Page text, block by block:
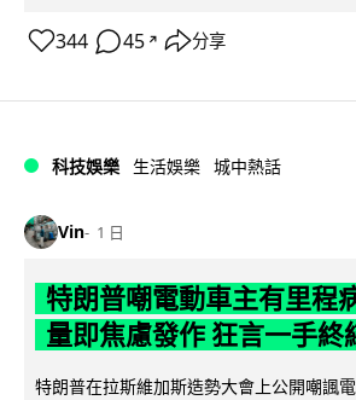
344 45 ↗ 分享
科技娛樂 生活娛樂 城中熱話
Vin 1 日
特朗普嘲電動車主有里程
量即焦慮發作 狂言一手終
特朗普在拉斯維加斯造勢大會上公開嘲諷